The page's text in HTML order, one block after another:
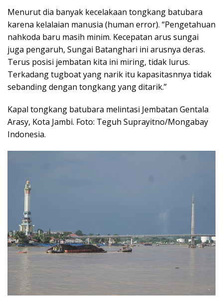
Menurut dia banyak kecelakaan tongkang batubara
karena kelalaian manusia (human error). “Pengetahuan
nahkoda baru masih minim. Kecepatan arus sungai
juga pengaruh, Sungai Batanghari ini arusnya deras.
Terus posisi jembatan kita ini miring, tidak lurus.
Terkadang tugboat yang narik itu kapasitasnnya tidak
sebanding dengan tongkang yang ditarik.”
Kapal tongkang batubara melintasi Jembatan Gentala
Arasy, Kota Jambi. Foto: Teguh Suprayitno/Mongabay
Indonesia.